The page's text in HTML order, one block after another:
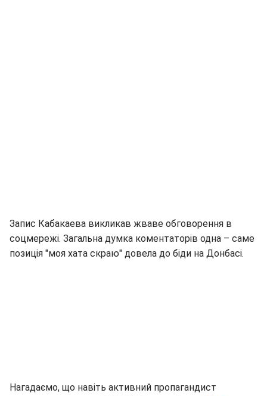
Запис Кабакаева викликав жваве обговорення в
соцмережі. Загальна думка коментаторів одна – саме
позиція "моя хата скраю" довела до біди на Донбасі.
Нагадаємо, що навіть активний пропагандист